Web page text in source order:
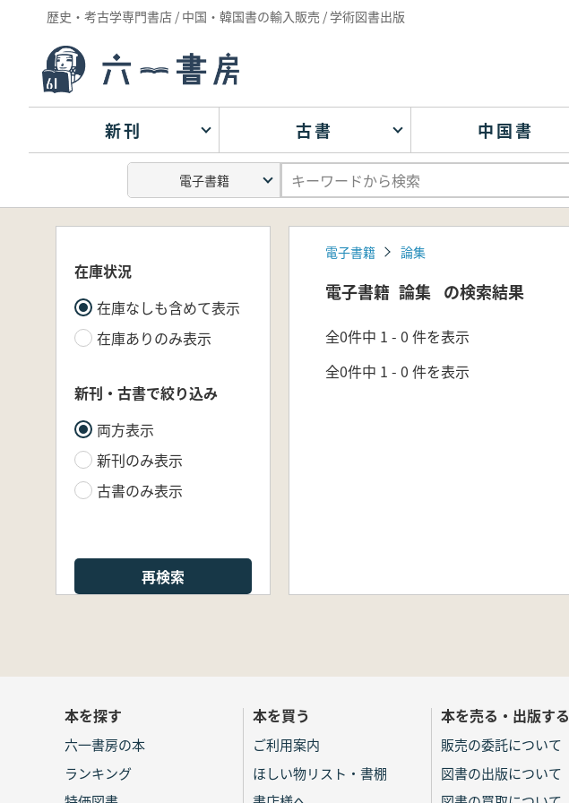
歴史・考古学専門書店 / 中国・韓国書の輸入販売 / 学術図書出版
新刊 古書 中国書
在庫状況
在庫なしも含めて表示
在庫ありのみ表示
新刊・古書で絞り込み
両方表示
新刊のみ表示
古書のみ表示
再検索
電子書籍 論集
電子書籍 論集 の検索結果
全0件中 1 - 0 件を表示
全0件中 1 - 0 件を表示
本を探す
六一書房の本
ランキング
本を買う
ご利用案内
ほしい物リスト・書棚
本を売る・出版する
販売の委託について
図書の出版について